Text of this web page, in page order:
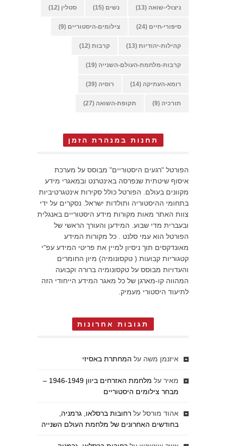
ניצולי-שואה (13) נשים (15) סטלין (12)
סיפורי-חיים (24) צילומים-היסטוריים (9)
קהילות-יהודיות (13) קרבות (12)
קרבות-מלחמת-העולם-השנייה (19)
רומא-העתיקה (14) רוסיה (39)
תורכיה (9) תקופת-השואה (27)
תחנות במנהרת הזמן
הפורטל "רגעים היסטוריים" מבוסס על מערכת
איסוף שיטתית שנפרסה באינטרנט ובמאגרי מידע
מקוונים בעולם. הפורטל כולל סקירות אינטגרטיביות
בתחומי ההיסטוריה ותולדות ישראל. נסקרים על ידי
צוות האתר מאות מקורות מידע היסטוריים באנגלית
ובעברית מדי שבוע. המידען והעורך הראשי של
הפורטל הוא עמי סלנט . כל מקורות המידע
מאונדקסים תוך ניסיון למיין את פריטי המידע עפ"י
קטגוריות קבועות ( טקסונומיה) מיון החומרים
והעדויות מבוסס על טקסונומיה ברורה וקבועה
המהווה קו-מארגן של כל מאגר המידע הייחודי הזה
לתיעוד היסטורי מעמיק.
תגובות אחרונות
איזנמן משה על המחתרת באסיזי
מאיר על
מלחמת האזרחים ביוון 1946-1949 –
מבחר צילומים היסטוריים
אהוד מורסל על רחובות ברסלאו, גרמניה,
בחודשים האחרונים של מלחמת העולם השנייה